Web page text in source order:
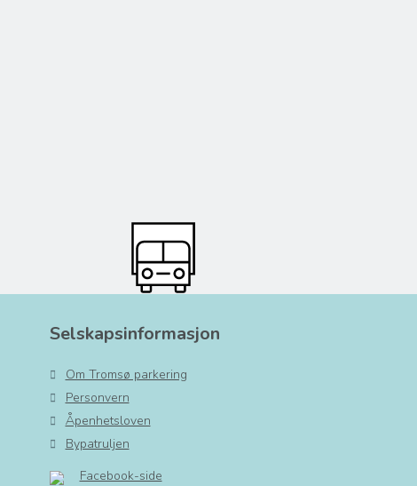
Selskapsinformasjon
Om Tromsø parkering
Personvern
Åpenhetsloven
Bypatruljen
Facebook-side